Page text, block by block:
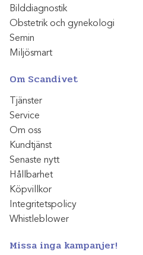
Bilddiagnostik
Obstetrik och gynekologi
Semin
Miljösmart
Om Scandivet
Tjänster
Service
Om oss
Kundtjänst
Senaste nytt
Hållbarhet
Köpvillkor
Integritetspolicy
Whistleblower
Missa inga kampanjer!